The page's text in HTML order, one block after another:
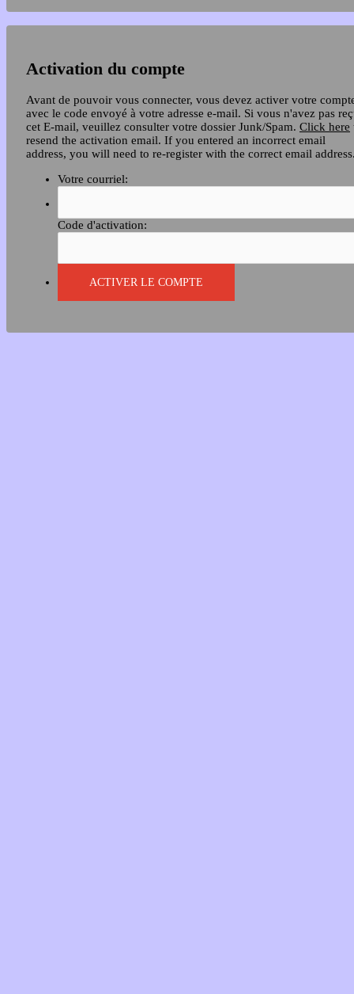
Activation du compte
Avant de pouvoir vous connecter, vous devez activer votre
avec le code envoyé à votre adresse e-mail. Si vous n'avez pas
cet E-mail, veuillez consulter votre dossier Junk/Spam. Click here
resend the activation email. If you entered an incorrect email
address, you will need to re-register with the correct email
Votre courriel:
Code d'activation: